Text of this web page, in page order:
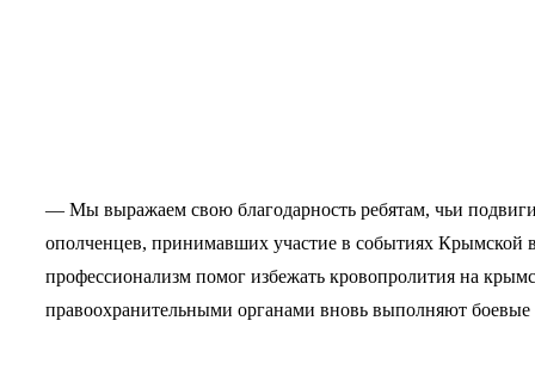
— Мы выражаем свою благодарность ребятам, чьи
ополченцев, принимавших участие в событиях
профессионализм помог избежать кровопролития на
правоохранительными органами вновь выполняют боевые